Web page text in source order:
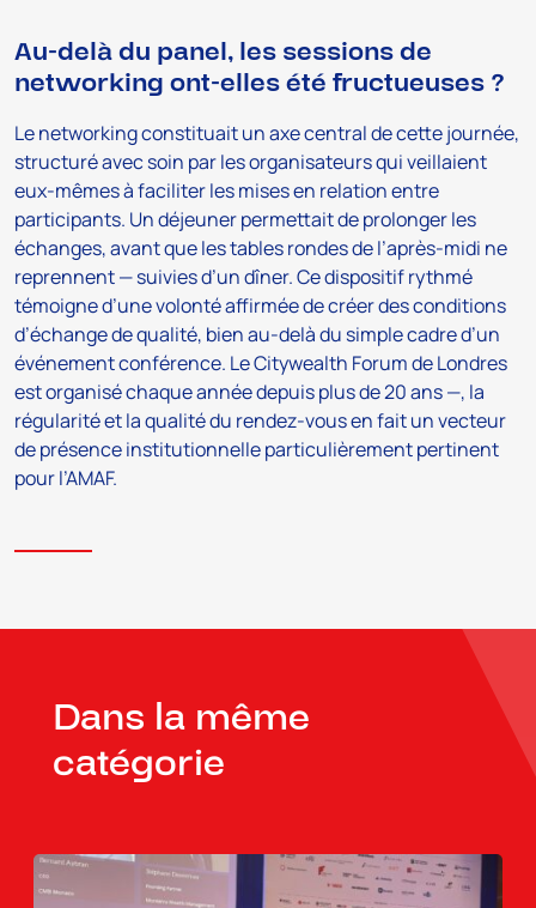
Au-delà du panel, les sessions de
networking ont-elles été fructueuses ?
Le networking constituait un axe central de cette journée,
structuré avec soin par les organisateurs qui veillaient
eux-mêmes à faciliter les mises en relation entre
participants. Un déjeuner permettait de prolonger les
échanges, avant que les tables rondes de l’après-midi ne
reprennent — suivies d’un dîner. Ce dispositif rythmé
témoigne d’une volonté affirmée de créer des conditions
d’échange de qualité, bien au-delà du simple cadre d’un
événement conférence. Le Citywealth Forum de Londres
est organisé chaque année depuis plus de 20 ans —, la
régularité et la qualité du rendez-vous en fait un vecteur
de présence institutionnelle particulièrement pertinent
pour l’AMAF.
Dans la même
catégorie